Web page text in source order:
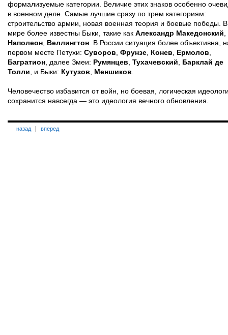
формализуемые категории. Величие этих знаков особенно
в военном деле. Самые лучшие сразу по трем категориям:
строительство армии, новая военная теория и боевые победы. В
мире более известны Быки, такие как Александр Македонский,
Наполеон, Веллингтон. В России ситуация более объективна,
первом месте Петухи: Суворов, Фрунзе, Конев, Ермолов,
Багратион, далее Змеи: Румянцев, Тухачевский, Барклай де
Толли, и Быки: Кутузов, Меншиков.
Человечество избавится от войн, но боевая, логическая
сохранится навсегда — это идеология вечного обновления.
назад вперед